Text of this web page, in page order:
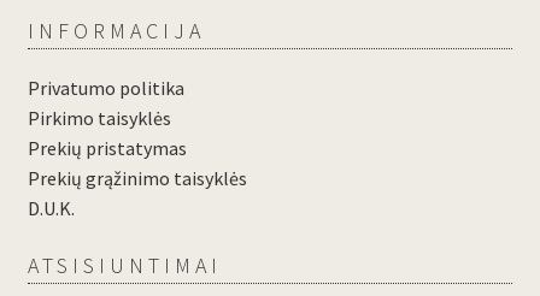
INFORMACIJA
Privatumo politika
Pirkimo taisyklės
Prekių pristatymas
Prekių grąžinimo taisyklės
D.U.K.
ATSISIUNTIMAI